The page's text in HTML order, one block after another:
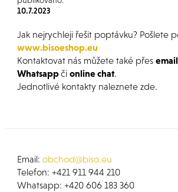
10.7.2023
Jak nejrychleji řešit poptávku? Pošlete
www.bisoeshop.eu
Kontaktovat nás můžete také přes email
Whatsappči online chat.
Jednotlivé kontakty naleznete zde.
Email: obchod@biso.eu
Telefon: +421 911 944 210
Whatsapp: +420 606 183 360